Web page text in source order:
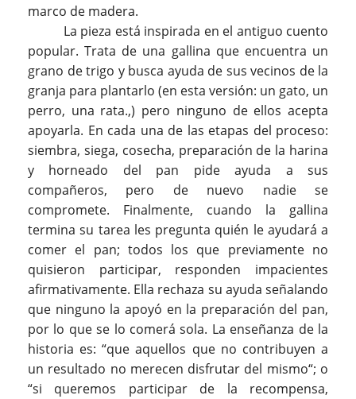
marco de madera.
La pieza está inspirada en el antiguo cuento
popular. Trata de una gallina que encuentra un
grano de trigo y busca ayuda de sus vecinos de la
granja para plantarlo (en esta versión: un gato, un
perro, una rata.,) pero ninguno de ellos acepta
apoyarla. En cada una de las etapas del proceso:
siembra, siega, cosecha, preparación de la harina
y horneado del pan pide ayuda a sus
compañeros, pero de nuevo nadie se
compromete. Finalmente, cuando la gallina
termina su tarea les pregunta quién le ayudará a
comer el pan; todos los que previamente no
quisieron participar, responden impacientes
afirmativamente. Ella rechaza su ayuda señalando
que ninguno la apoyó en la preparación del pan,
por lo que se lo comerá sola. La enseñanza de la
historia es: “que aquellos que no contribuyen a
un resultado no merecen disfrutar del mismo“; o
“si queremos participar de la recompensa,